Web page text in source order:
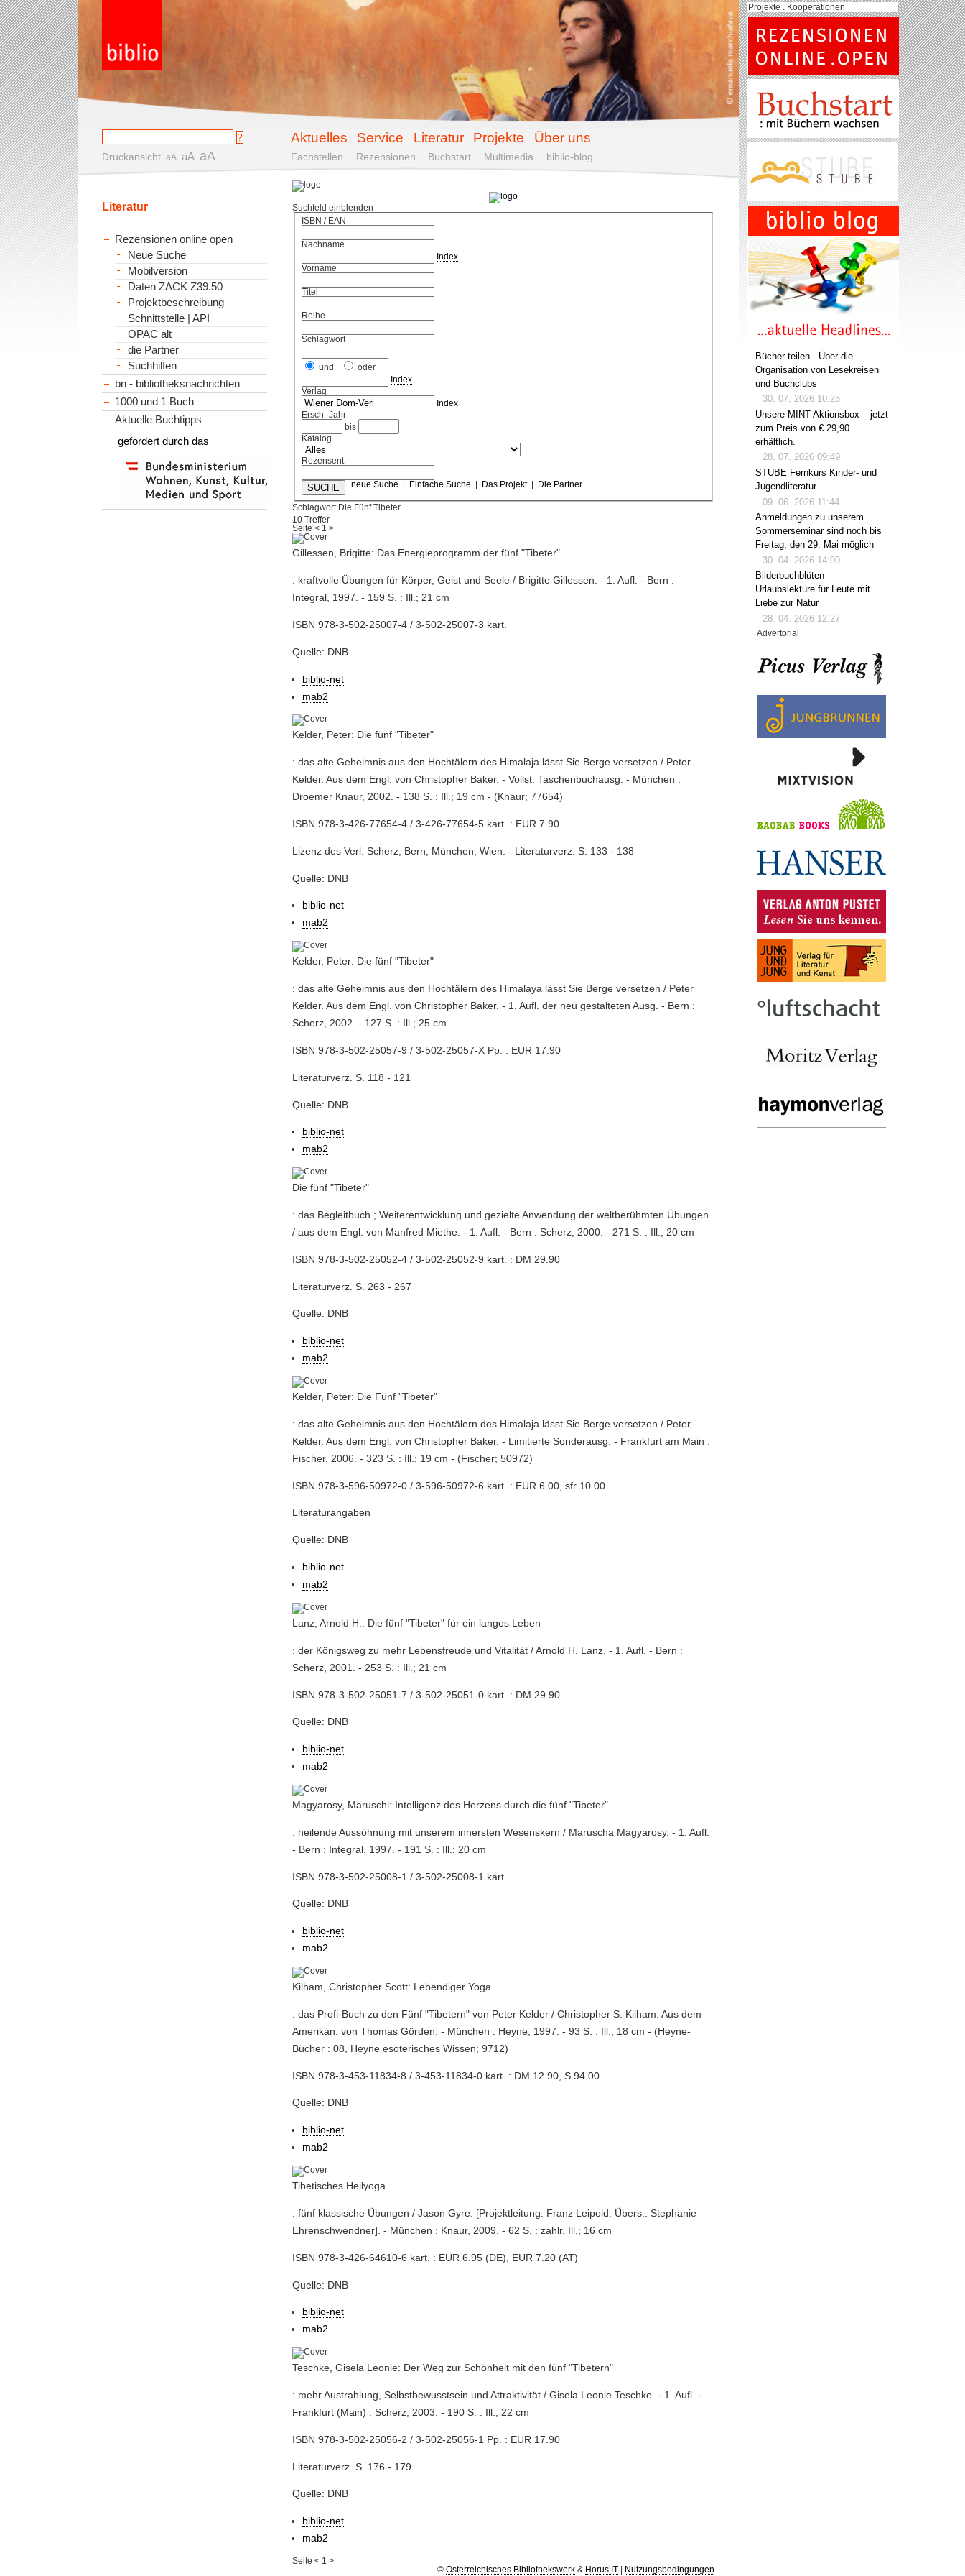
Aktuelles Service Literatur Projekte Über uns
Druckansicht aA aA aA Fachstellen Rezensionen Buchstart Multimedia biblio-blog
Suchfeld einblenden
ISBN / EAN
Nachname
Index
Vorname
Titel
Reihe
Schlagwort
und
oder
Index
Verlag
Index
Ersch.-Jahr
bis
Katalog
Rezensent
neue Suche Einfache Suche Das Projekt| Die Partner
Schlagwort Die Fünf Tibeter
10 Treffer
Seite< 1 >
Gillessen, Brigitte: Das Energieprogramm der fünf "Tibeter"
: kraftvolle Übungen für Körper, Geist und Seele / Brigitte Gillessen. - 1. Aufl. - Bern :
Integral, 1997. - 159 S. : Ill.; 21 cm
ISBN 978-3-502-25007-4 / 3-502-25007-3 kart.
Quelle: DNB
biblio-net
mab2
Kelder, Peter: Die fünf "Tibeter"
: das alte Geheimnis aus den Hochtälern des Himalaja lässt Sie Berge versetzen / Peter
Kelder. Aus dem Engl. von Christopher Baker. - Vollst. Taschenbuchausg. - München :
Droemer Knaur, 2002. - 138 S. : Ill.; 19 cm - (Knaur; 77654)
ISBN 978-3-426-77654-4 / 3-426-77654-5 kart. : EUR 7.90
Lizenz des Verl. Scherz, Bern, München, Wien. - Literaturverz. S. 133 - 138
Quelle: DNB
biblio-net
mab2
Kelder, Peter: Die fünf "Tibeter"
: das alte Geheimnis aus den Hochtälern des Himalaya lässt Sie Berge versetzen / Peter
Kelder. Aus dem Engl. von Christopher Baker. - 1. Aufl. der neu gestalteten Ausg. - Bern :
Scherz, 2002. - 127 S. : Ill.; 25 cm
ISBN 978-3-502-25057-9 / 3-502-25057-X Pp. : EUR 17.90
Literaturverz. S. 118 - 121
Quelle: DNB
biblio-net
mab2
Die fünf "Tibeter"
: das Begleitbuch ; Weiterentwicklung und gezielte Anwendung der weltberühmten Übungen
/ aus dem Engl. von Manfred Miethe. - 1. Aufl. - Bern : Scherz, 2000. - 271 S. : Ill.; 20 cm
ISBN 978-3-502-25052-4 / 3-502-25052-9 kart. : DM 29.90
Literaturverz. S. 263 - 267
Quelle: DNB
biblio-net
mab2
Kelder, Peter: Die Fünf "Tibeter"
: das alte Geheimnis aus den Hochtälern des Himalaja lässt Sie Berge versetzen / Peter
Kelder. Aus dem Engl. von Christopher Baker. - Limitierte Sonderausg. - Frankfurt am Main :
Fischer, 2006. - 323 S. : Ill.; 19 cm - (Fischer; 50972)
ISBN 978-3-596-50972-0 / 3-596-50972-6 kart. : EUR 6.00, sfr 10.00
Literaturangaben
Quelle: DNB
biblio-net
mab2
Lanz, Arnold H.: Die fünf "Tibeter" für ein langes Leben
: der Königsweg zu mehr Lebensfreude und Vitalität / Arnold H. Lanz. - 1. Aufl. - Bern :
Scherz, 2001. - 253 S. : Ill.; 21 cm
ISBN 978-3-502-25051-7 / 3-502-25051-0 kart. : DM 29.90
Quelle: DNB
biblio-net
mab2
Magyarosy, Maruschi: Intelligenz des Herzens durch die fünf "Tibeter"
: heilende Aussöhnung mit unserem innersten Wesenskern / Maruscha Magyarosy. - 1. Aufl.
- Bern : Integral, 1997. - 191 S. : Ill.; 20 cm
ISBN 978-3-502-25008-1 / 3-502-25008-1 kart.
Quelle: DNB
biblio-net
mab2
Kilham, Christopher Scott: Lebendiger Yoga
: das Profi-Buch zu den Fünf "Tibetern" von Peter Kelder / Christopher S. Kilham. Aus dem
Amerikan. von Thomas Görden. - München : Heyne, 1997. - 93 S. : Ill.; 18 cm - (Heyne-
Bücher : 08, Heyne esoterisches Wissen; 9712)
ISBN 978-3-453-11834-8 / 3-453-11834-0 kart. : DM 12.90, S 94.00
Quelle: DNB
biblio-net
mab2
Tibetisches Heilyoga
: fünf klassische Übungen / Jason Gyre. [Projektleitung: Franz Leipold. Übers.: Stephanie
Ehrenschwendner]. - München : Knaur, 2009. - 62 S. : zahlr. Ill.; 16 cm
ISBN 978-3-426-64610-6 kart. : EUR 6.95 (DE), EUR 7.20 (AT)
Quelle: DNB
biblio-net
mab2
Teschke, Gisela Leonie: Der Weg zur Schönheit mit den fünf "Tibetern"
: mehr Austrahlung, Selbstbewusstsein und Attraktivität / Gisela Leonie Teschke. - 1. Aufl. -
Frankfurt (Main) : Scherz, 2003. - 190 S. : Ill.; 22 cm
ISBN 978-3-502-25056-2 / 3-502-25056-1 Pp. : EUR 17.90
Literaturverz. S. 176 - 179
Quelle: DNB
biblio-net
mab2
Seite< 1 >
© Österreichisches Bibliothekswerk& Horus IT| Nutzungsbedingungen
Literatur
Rezensionen online open
Neue Suche
Mobilversion
Daten ZACK Z39.50
Projektbeschreibung
Schnittstelle | API
OPAC alt
die Partner
Suchhilfen
bn - bibliotheksnachrichten
1000 und 1 Buch
Aktuelle Buchtipps
gefördert durch das
Projekte . Kooperationen
Bücher teilen - Über die
Organisation von Lesekreisen
und Buchclubs
30. 07. 2026 10:25
Unsere MINT-Aktionsbox – jetzt
zum Preis von € 29,90
erhältlich.
28. 07. 2026 09:49
STUBE Fernkurs Kinder- und
Jugendliteratur
09. 06. 2026 11:44
Anmeldungen zu unserem
Sommerseminar sind noch bis
Freitag, den 29. Mai möglich
30. 04. 2026 14:00
Bilderbuchblüten –
Urlaubslektüre für Leute mit
Liebe zur Natur
28. 04. 2026 12:27
Advertorial